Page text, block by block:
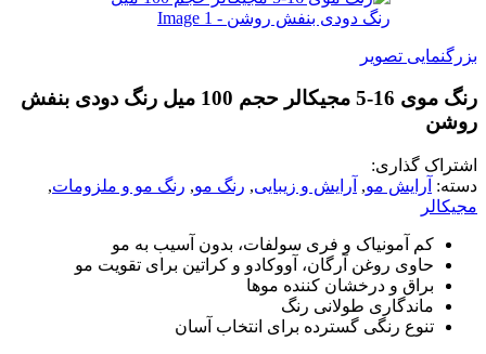
تصویر
رنگ موی 16-5 مجیکالر حجم 100 میل رنگ دودی بنفش
گذاری:
آرایش مو , آرایش و زیبایی, رنگ مو, رنگ مو و ملزومات,
کم آمونیاک و فری سولفات، بدون آسیب به مو
حاوی روغن آرگان، آووکادو و کراتین برای تقویت مو
براق و درخشان کننده موها
ماندگاری طولانی رنگ
تنوع رنگی گسترده برای انتخاب آسان